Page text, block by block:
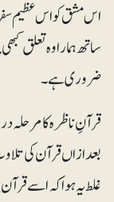
اس مشق کواس عظیم
ساتھ ہمارا وہ تعلق
ضروری ہے۔
قرآنِ ناظرہ کا مرحلہ
بعدازاں قرآن کی
غلط یہ ہوا کہ اسے قرآن